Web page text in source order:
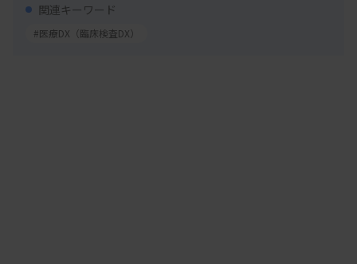
関連キーワード
#医療DX（臨床検査DX）